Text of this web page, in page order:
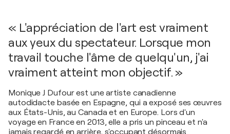
« L'appréciation de l'art est vraiment
aux yeux du spectateur. Lorsque mon
travail touche l'âme de quelqu'un, j'ai
vraiment atteint mon objectif. »
Monique J Dufour est une artiste canadienne
autodidacte basée en Espagne, qui a exposé ses œuvres
aux États-Unis, au Canada et en Europe. Lors d'un
voyage en France en 2013, elle a pris un pinceau et n'a
jamais regardé en arrière, s'occupant désormais